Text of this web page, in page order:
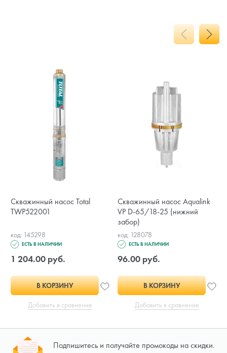
Скважинный насос Total
TWP522001
код: 145298
ЕСТЬ В НАЛИЧИИ
1 204.00 руб.
В КОРЗИНУ
Добавить в сравнение
Скважинный насос Aqualink
VP D-65/18-25 (нижний
забор)
код: 128078
ЕСТЬ В НАЛИЧИИ
96.00 руб.
В КОРЗИНУ
Добавить в сравнение
Подпишитесь и получайте промокоды на скидки.